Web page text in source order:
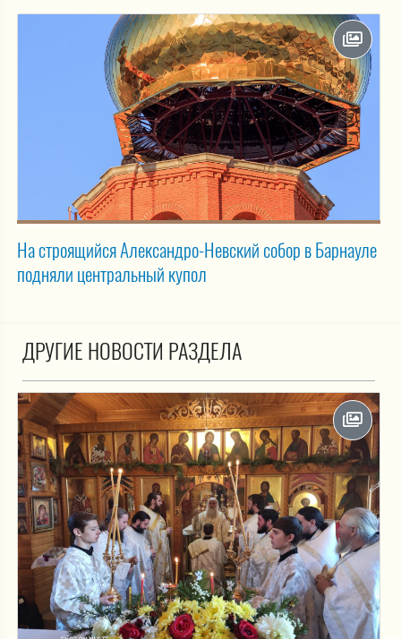
На строящийся Александро-Невский собор в Барнауле
подняли центральный купол
ДРУГИЕ НОВОСТИ РАЗДЕЛА